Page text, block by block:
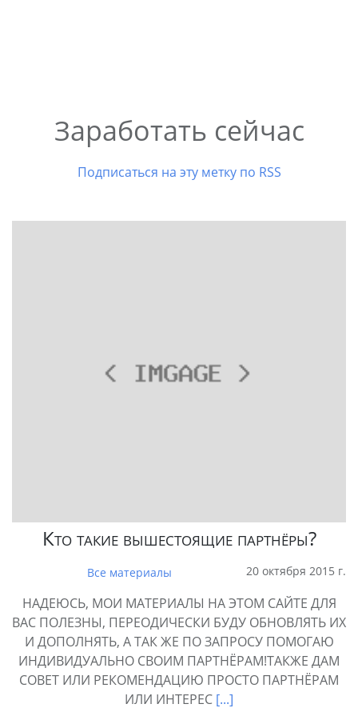
Заработать сейчас
Подписаться на эту метку по RSS
Кто такие вышестоящие партнёры?
Все материалы 20 октября 2015 г.
НАДЕЮСЬ, МОИ МАТЕРИАЛЫ НА ЭТОМ САЙТЕ ДЛЯ
ВАС ПОЛЕЗНЫ, ПЕРЕОДИЧЕСКИ БУДУ ОБНОВЛЯТЬ ИХ
И ДОПОЛНЯТЬ, А ТАК ЖЕ ПО ЗАПРОСУ ПОМОГАЮ
ИНДИВИДУАЛЬНО СВОИМ ПАРТНЁРАМ!ТАКЖЕ ДАМ
СОВЕТ ИЛИ РЕКОМЕНДАЦИЮ ПРОСТО ПАРТНЁРАМ
ИЛИ ИНТЕРЕС [...]